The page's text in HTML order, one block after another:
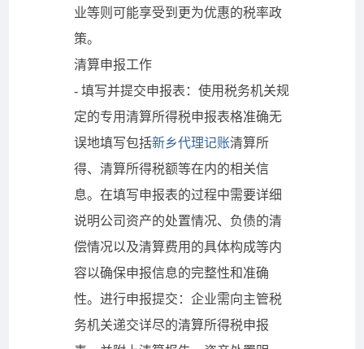
业等则可能享受到更为优惠的税率政
策。
清算申报工作
- 填写并提交申报表：使用税务机关规
定的专用清算所得税申报表格准确无
误地填写包括新乡代理记账清算所
得、清算所得税额等在内的相关信
息。在填写申报表的过程中需要详细
说明公司资产的处置情况、负债的清
偿情况以及清算费用的具体构成等内
容以确保申报信息的完整性和准确
性。进行申报提交：企业需向主管税
务机关递交详尽的清算所得税申报